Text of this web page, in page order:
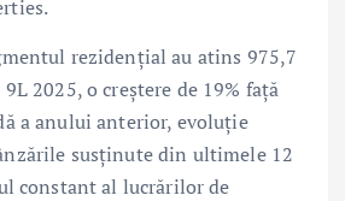
rezidențial au atins 975,7
2025, o creștere de 19% față
a anului anterior, evoluție
susținute din ultimele 12
constant al lucrărilor de